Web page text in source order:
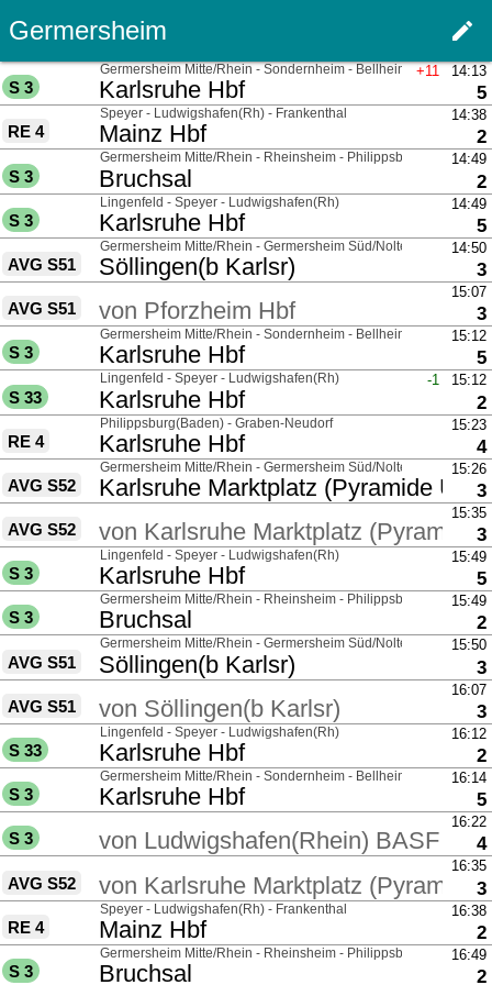
Germersheim edit
S 3 nach
Karlsruhe Hbf
+11 14:13
5
über
Germersheim Mitte/Rhein - Sondernheim - Bellheim Bf
RE 4 nach
Mainz Hbf
14:38
2
über
Speyer - Ludwigshafen(Rh) - Frankenthal
S 3 nach
Bruchsal
14:49
2
über
Germersheim Mitte/Rhein - Rheinsheim - Philippsburg(Baden)
S 3 nach
Karlsruhe Hbf
14:49
5
über
Lingenfeld - Speyer - Ludwigshafen(Rh)
AVG S51 nach
Söllingen(b Karlsr)
14:50
3
über
Germersheim Mitte/Rhein - Germersheim Süd/Nolte -
AVG S51 von
Pforzheim Hbf
15:07
3
S 3 nach
Karlsruhe Hbf
15:12
5
über
Germersheim Mitte/Rhein - Sondernheim - Bellheim Bf
S 33 nach
Karlsruhe Hbf
-1 15:12
2
über
Lingenfeld - Speyer - Ludwigshafen(Rh)
RE 4 nach
Karlsruhe Hbf
15:23
4
über
Philippsburg(Baden) - Graben-Neudorf
AVG S52 nach
Karlsruhe Marktplatz (Pyramide U)
15:26
3
über
Germersheim Mitte/Rhein - Germersheim Süd/Nolte -
AVG S52 von
Karlsruhe Marktplatz (Pyramide
15:35
3
S 3 nach
Karlsruhe Hbf
15:49
5
über
Lingenfeld - Speyer - Ludwigshafen(Rh)
S 3 nach
Bruchsal
15:49
2
über
Germersheim Mitte/Rhein - Rheinsheim - Philippsburg(Baden)
AVG S51 nach
Söllingen(b Karlsr)
15:50
3
über
Germersheim Mitte/Rhein - Germersheim Süd/Nolte -
AVG S51 von
Söllingen(b Karlsr)
16:07
3
S 33 nach
Karlsruhe Hbf
16:12
2
über
Lingenfeld - Speyer - Ludwigshafen(Rh)
S 3 nach
Karlsruhe Hbf
16:14
5
über
Germersheim Mitte/Rhein - Sondernheim - Bellheim Bf
S 3 von
Ludwigshafen(Rhein) BASF
16:22
4
AVG S52 von
Karlsruhe Marktplatz (Pyramide
16:35
3
RE 4 nach
Mainz Hbf
16:38
2
über
Speyer - Ludwigshafen(Rh) - Frankenthal
S 3 nach
Bruchsal
16:49
2
über
Germersheim Mitte/Rhein - Rheinsheim - Philippsburg(Baden)